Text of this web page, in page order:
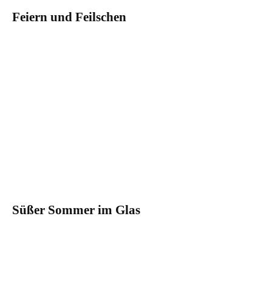
Feiern und Feilschen
Süßer Sommer im Glas